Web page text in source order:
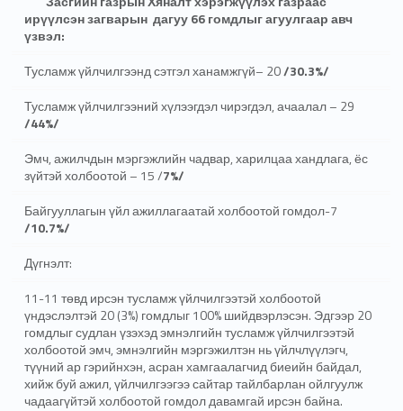
ирүүлсэн загварын дагуу 66 гомдлыг агуулгаар авч
үзвэл:
Тусламж үйлчилгээнд сэтгэл ханамжгүй– 20/30.3%/
Тусламж үйлчилгээний хүлээгдэл чирэгдэл, ачаалал – 29
/44%/
Эмч, ажилчдын мэргэжлийн чадвар, харилцаа хандлага, ёс
зүйтэй холбоотой – 15 /7%/
Байгууллагын үйл ажиллагаатай холбоотой гомдол-7
/10.7%/
Дүгнэлт:
11-11 төвд ирсэн тусламж үйлчилгээтэй холбоотой
үндэслэлтэй 20 (3%) гомдлыг 100% шийдвэрлэсэн. Эдгээр 20
гомдлыг судлан үзэхэд эмнэлгийн тусламж үйлчилгээтэй
холбоотой эмч, эмнэлгийн мэргэжилтэн нь үйлчлүүлэгч,
түүний ар гэрийнхэн, асран хамгаалагчид биеийн байдал,
хийж буй ажил, үйлчилгээгээ сайтар тайлбарлан ойлгуулж
чадаагүйтэй холбоотой гомдол давамгай ирсэн байна.